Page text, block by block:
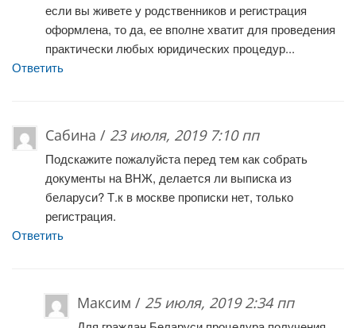
если вы живете у родственников и регистрация
оформлена, то да, ее вполне хватит для проведения
практически любых юридических процедур...
Ответить
Сабина / 23 июля, 2019 7:10 пп
Подскажите пожалуйста перед тем как собрать
документы на ВНЖ, делается ли выписка из
беларуси? Т.к в москве прописки нет, только
регистрация.
Ответить
Максим / 25 июля, 2019 2:34 пп